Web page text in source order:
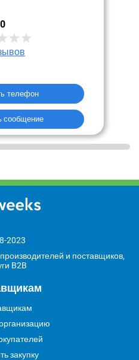
0
Показать телефон
сообщение
2023
и поставщиков,
B2B
закупку